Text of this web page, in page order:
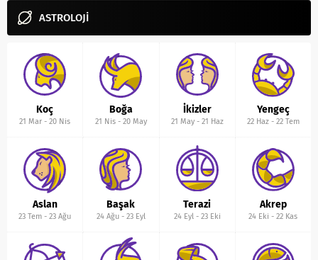
ASTROLOJİ
Koç
21 Mar -20 Nis
Boğa
21 Nis- 20 May
İkizler
21 May- 21 Haz
Yengeç
22 Haz- 22 Tem
Aslan
23 Tem -23 Ağu
Başak
24 Ağu- 23 Eyl
Terazi
24 Eyl- 23 Eki
Akrep
24 Eki -22 Kas